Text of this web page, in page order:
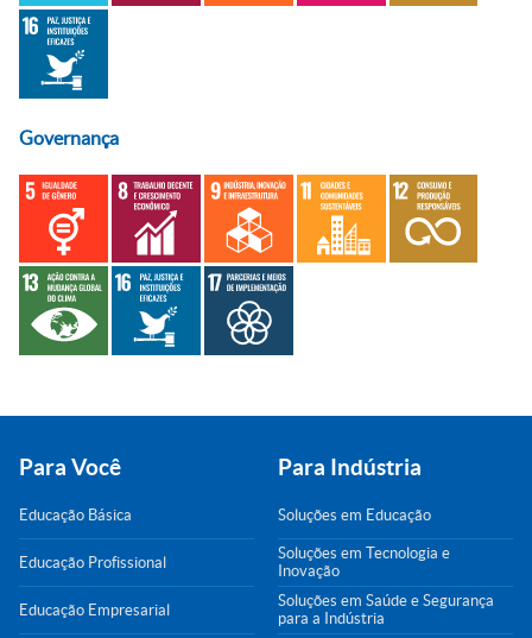
Governança
Para Você
Educação Básica
Educação Profissional
Educação Empresarial
Para Indústria
Soluções em Educação
Soluções em Tecnologia e
Inovação
Soluções em Saúde e Segurança
para a Indústria